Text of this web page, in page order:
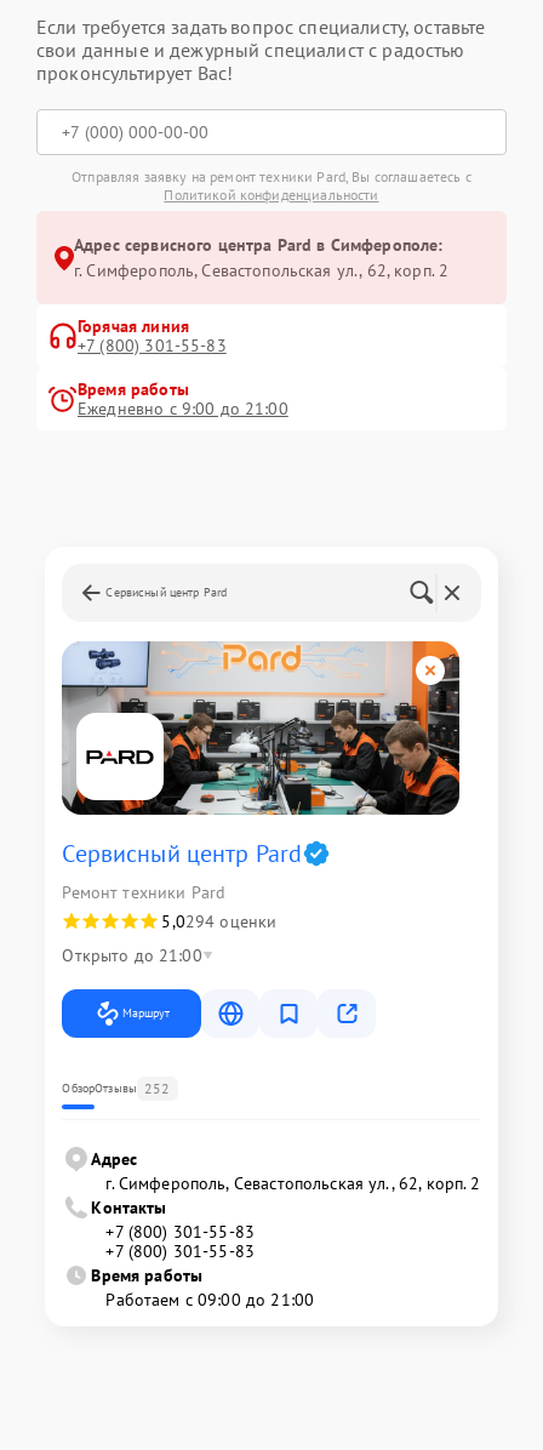
Если требуется задать вопрос специалисту, оставьте
свои данные и дежурный специалист с радостью
проконсультирует Вас!
Отправляя заявку на ремонт техники Pard, Вы соглашаетесь с
Политикой конфиденциальности
Адрес сервисного центра Pard в Симферополе:
г. Симферополь, Севастопольская ул., 62, корп. 2
Горячая линия
+7 (800) 301-55-83
Время работы
Ежедневно с 9:00 до 21:00
Сервисный центр Pard
Сервисный центр Pard
Ремонт техники Pard
5,0294 оценки
Открыто до 21:00
Маршрут
ОбзорОтзывы 252
Адрес
г. Симферополь, Севастопольская ул., 62, корп. 2
Контакты
+7 (800) 301-55-83
+7 (800) 301-55-83
Время работы
Работаем с 09:00 до 21:00